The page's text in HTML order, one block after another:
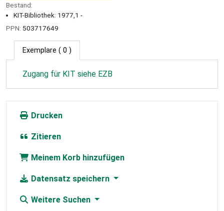
Bestand:
KIT-Bibliothek: 1977,1 -
PPN: 503717649
Exemplare ( 0 )
Zugang für KIT siehe EZB
Drucken
Zitieren
Meinem Korb hinzufügen
Datensatz speichern
Weitere Suchen